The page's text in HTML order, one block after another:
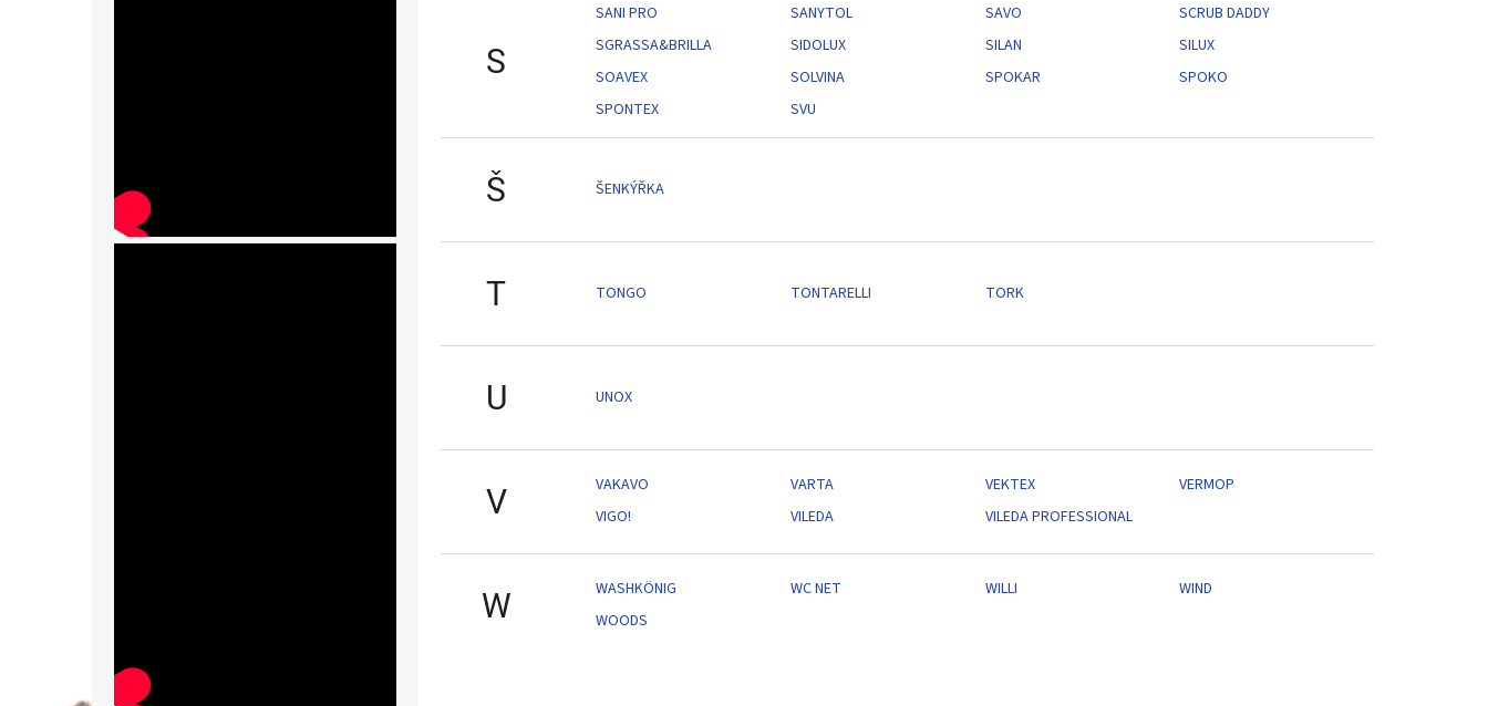
S
SANI PRO SANYTOL SAVO
SCRUB DADDY
SGRASSA&BRILLA
SIDOLUX SILAN
SILUX
SOAVEX
SOLVINA SPOKAR
SPOKO
SPONTEX
SVU
Š ŠENKÝŘKA
T TONGO TONTARELLI TORK
U UNOX
V VAKAVO VARTA VEKTEX
VERMOP
VIGO!
VILEDA VILEDA PROFESSIONAL
W WASHKÖNIG WC NET WILLI
WIND
WOODS